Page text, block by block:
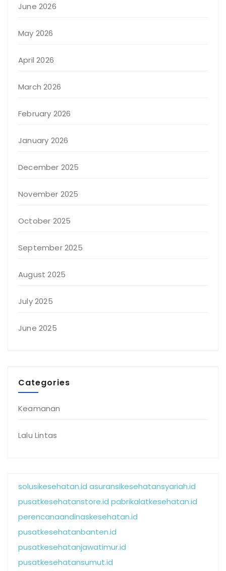
June 2026
May 2026
April 2026
March 2026
February 2026
January 2026
December 2025
November 2025
October 2025
September 2025
August 2025
July 2025
June 2025
Categories
Keamanan
Lalu Lintas
solusikesehatan.id asuransikesehatansyariah.id
pusatkesehatanstore.id pabrikalatkesehatan.id
perencanaandinaskesehatan.id
pusatkesehatanbanten.id
pusatkesehatanjawatimur.id
pusatkesehatansumut.id